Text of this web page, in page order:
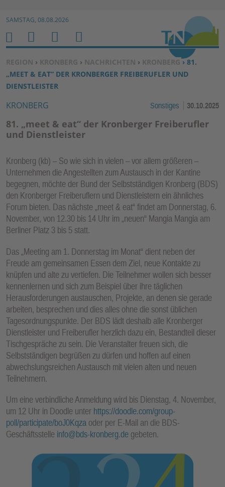
Zum Inhalt springen ↓
SAMSTAG, 08.08.2026
SIE BEFINDEN SICH HIER:
REGION › KRONBERG › NACHRICHTEN › KRONBERG› 81.
„MEET & EAT“ DER KRONBERGER FREIBERUFLER UND
DIENSTLEISTER
KRONBERG Sonstiges 30.10.2025
81. „meet & eat“ der Kronberger Freiberufler
und Dienstleister
Kronberg (kb) – So wie sich in vielen – vor allem größeren –
Unternehmen die Angestellten zum Austausch in der Kantine
begegnen, möchte der Bund der Selbstständigen Kronberg (BDS)
den Kronberger Freiberuflern und Dienstleistern ein ähnliches
Forum bieten. Das nächste „meet & eat“ findet am Donnerstag, 6.
November, von 12.30 bis 14 Uhr im „neuen“ Mangia Mangia am
Berliner Platz 3 bis 5 statt.
Das „Meeting am 1. Donnerstag im Monat“ dient neben der
Freude am gemeinsamen Essen dem Ziel, neue Kontakte zu
knüpfen und alte zu vertiefen. Die Teilnehmer wollen sich besser
kennenlernen und sich zum Beispiel über ihre täglichen
Herausforderungen austauschen, Projekte, an denen sie gerade
arbeiten, besprechen und dies alles ohne die sonst üblichen
Tagesordnungspunkte. Der BDS lädt deshalb alle Kronberger
Dienstleister und Freiberufler herzlich dazu ein, Bestandteil dieser
Tischgespräche zu sein. Die Veranstalter freuen sich, die
Selbstständigen begrüßen zu dürfen und hoffen auf einen
abwechslungsreichen Austausch mit vielen alten und neuen
Teilnehmern.
Um eine verbindliche Anmeldung wird bis Dienstag, 4. November,
um 12 Uhr in Doodle unter https://doodle.com/group-
poll/participate/boJ0Kqza oder per E-Mail an die BDS-
Geschäftsstelle info@bds-kronberg.de gebeten.
H
O
M
E
M
E
N
U
S
U
C
H
B
E
N
E
R
U
N
K
TI
O
N
E
N